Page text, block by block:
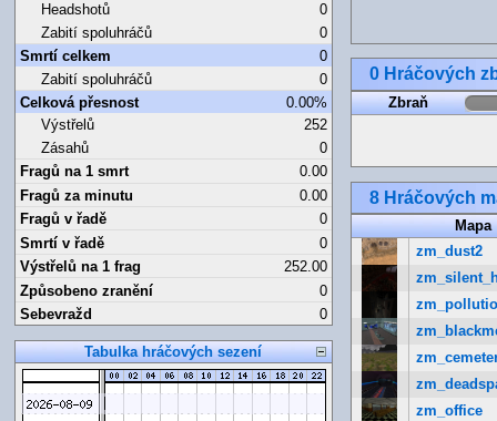
Headshotů
0
Zabití spoluhráčů
0
Smrtí celkem
0
Zabití spoluhráčů
0
Celková přesnost
0.00%
Výstřelů
252
Zásahů
0
Fragů na 1 smrt
0.00
Fragů za minutu
0.00
Fragů v řadě
0
Smrtí v řadě
0
Výstřelů na 1 frag
252.00
Způsobeno zranění
0
Sebevražd
0
Tabulka hráčových sezení
0 Hráčových
Zbraň
8 Hráčových
Mapa
zm_dust2
zm_office